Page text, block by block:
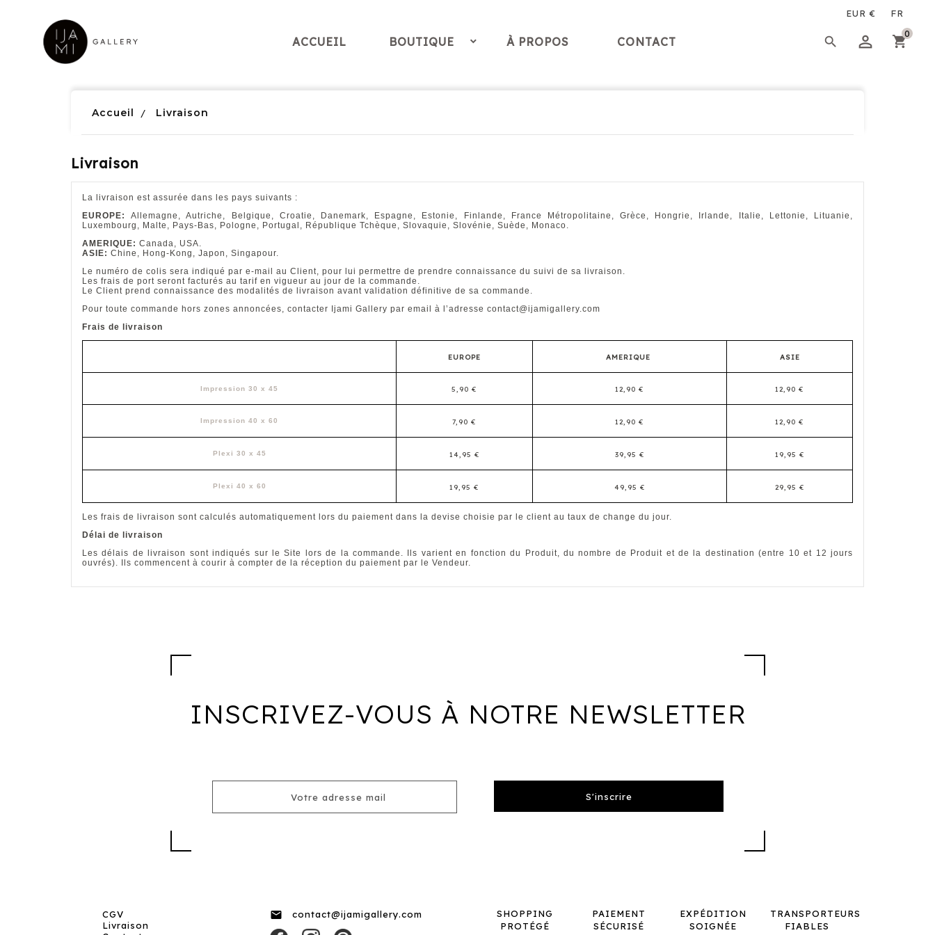
0

ACCUEIL BOUTIQUE À PROPOS CONTACT
Accueil Livraison
Livraison
La livraison est assurée dans les pays suivants :
EUROPE:Allemagne, Autriche, Belgique, Croatie, Danemark, Espagne, Estonie, Finlande, France Métropolitaine, Grèce, Hongrie, Irlande, Italie, Lettonie, Lituanie,
Luxembourg, Malte, Pays-Bas, Pologne, Portugal, République Tchèque, Slovaquie, Slovénie, Suède, Monaco.
AMERIQUE: Canada, USA.
ASIE: Chine, Hong-Kong, Japon, Singapour.
Le numéro de colis sera indiqué par e-mail au Client, pour lui permettre de prendre connaissance du suivi de sa livraison.
Les frais de port seront facturés au tarif en vigueur au jour de la commande.
Le Client prend connaissance des modalités de livraison avant validation définitive de sa commande.
Pour toute commande hors zones annoncées, contacter Ijami Gallery par email à l’adresse contact@ijamigallery.com
Frais de livraison
EUROPE AMERIQUE ASIE
Impression 30 x 45 5,90 € 12,90 € 12,90 €
Impression 40 x 60 7,90 € 12,90 € 12,90 €
Plexi 30 x 45 14,95 € 39,95 € 19,95 €
Plexi 40 x 60 19,95 € 49,95 € 29,95 €
Les frais de livraison sont calculés automatiquement lors du paiement dans la devise choisie par le client au taux de change du jour.
Délai de livraison
Les délais de livraison sont indiqués sur le Site lors de la commande. Ils varient en fonction du Produit, du nombre de Produit et de la destination (entre 10 et 12 jours
ouvrés). Ils commencent à courir à compter de la réception du paiement par le Vendeur.
INSCRIVEZ-VOUS À NOTRE NEWSLETTER
CGV
Livraison
 contact@ijamigallery.com
SHOPPING
PROTÉGÉ
PAIEMENT
SÉCURISÉ
EXPÉDITION
SOIGNÉE
TRANSPORTEURS
FIABLES